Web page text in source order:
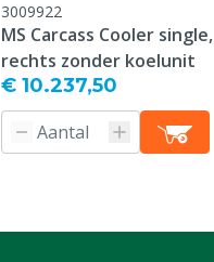
3009922
MS Carcass Cooler single,
rechts zonder koelunit
€ 10.237,50